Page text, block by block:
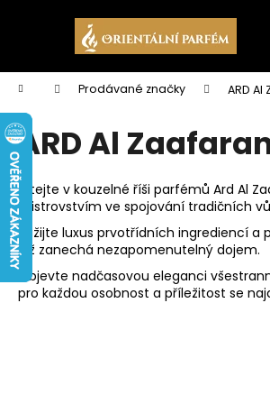
Domů Prodávané značky ARD
ARD Al
Vítejte v kouzelné říši parfémů Ard Al
mistrovstvím ve spojování tradičních
Zažijte luxus prvotřídních ingrediencí a
jež zanechá nezapomenutelný dojem.
Objevte nadčasovou eleganci
pro každou osobnost a příležitost se
í
Zpět
do
obchodu
Zpět
do
obchodu